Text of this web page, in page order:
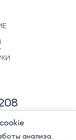
анализа,